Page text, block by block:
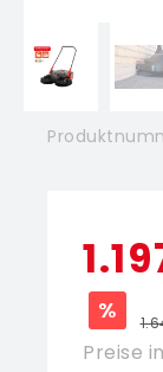
%
Preise